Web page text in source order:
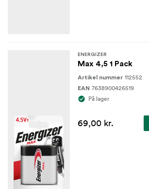
ENERGIZER
Max 4,5 1 Pack
Artikel nummer 112552
EAN 7638900426519
På lager
69,00 kr.